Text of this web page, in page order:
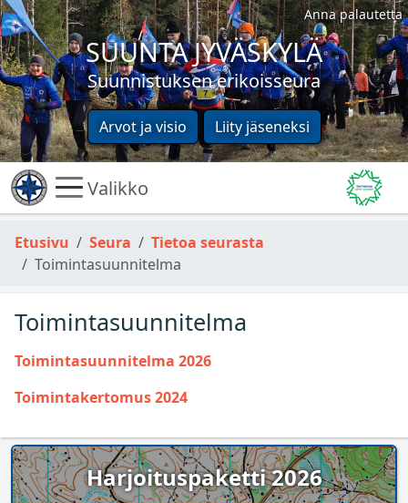
SUUNTA JYVÄSKYLÄ
Suunnistuksen erikoisseura
Arvot ja visio Liity jäseneksi
Anna palautetta
Valikko
Etusivu Seura
Tietoa seurasta
Toimintasuunnitelma
Toimintasuunnitelma
Toimintasuunnitelma 2026
Toimintakertomus 2024
Harjoituspaketti 2026